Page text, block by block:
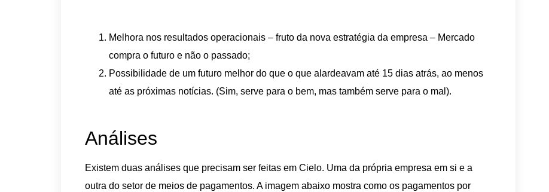
Melhora nos resultados operacionais – fruto da nova estratégia da empresa – Mercado
compra o futuro e não o passado;
Possibilidade de um futuro melhor do que o que alardeavam até 15 dias atrás, ao menos
até as próximas notícias. (Sim, serve para o bem, mas também serve para o mal).
Análises
Existem duas análises que precisam ser feitas em Cielo. Uma da própria empresa em si e a
outra do setor de meios de pagamentos. A imagem abaixo mostra como os pagamentos por